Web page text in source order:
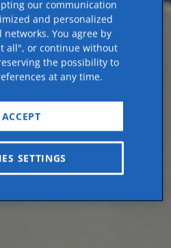
our communication
and personalized
You agree by
all", or continue without
the possibility to
at any time.
SETTINGS